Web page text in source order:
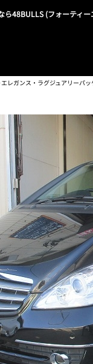
ら48BULLS (フォーティ
レガンス・ラグジュアリーパッ